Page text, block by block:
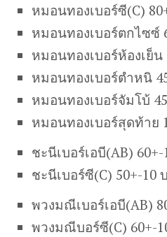
หมอนทองเบอร์ซี(C)
หมอนทองเบอร์ตกไซซ์
หมอนทองเบอร์ห้องเย็
หมอนทองเบอร์ตำหนิ
หมอนทองเบอร์จัมโบ้
หมอนทองเบอร์สุดท้าย
ชะนีเบอร์เอบี(AB)
ชะนีเบอร์ซี(C) 50+-10
พวงมณีเบอร์เอบี(AB)
พวงมณีบอร์ซี(C) 60+-